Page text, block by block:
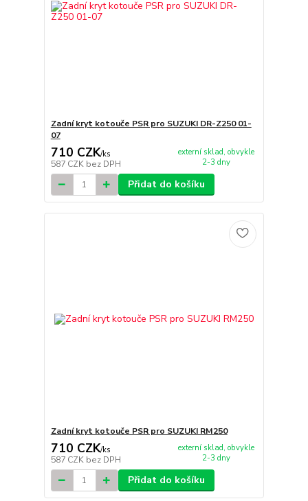
Zadní kryt kotouče PSR pro SUZUKI DR-Z250 01-
07
710 CZK/ks
587 CZK bez DPH
externí sklad, obvykle
2-3 dny
Přidat do košíku
Zadní kryt kotouče PSR pro SUZUKI RM250
710 CZK/ks
587 CZK bez DPH
externí sklad, obvykle
2-3 dny
Přidat do košíku